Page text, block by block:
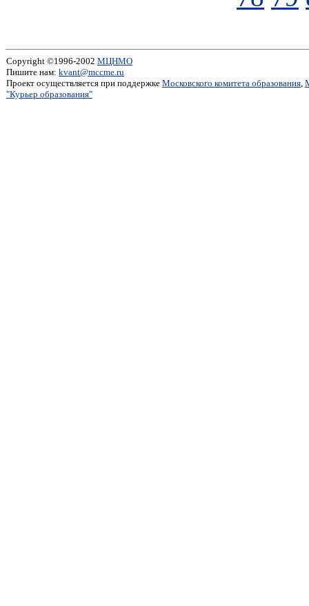
Copyright ©1996-2002 МЦНМО
Пишите нам: kvant@mccme.ru
Проект осуществляется при поддержке Московского комитета образования,
"Курьер образования"